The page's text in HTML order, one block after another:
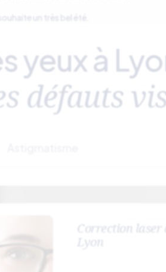
un très bel été.
yeux à
défauts
Correction laser
Lyon